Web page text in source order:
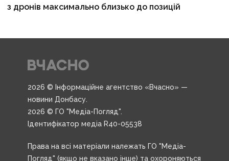
з дронів максимально близько до позицій
2026 © Інформаційне агентство «Вчасно» —
новини Донбасу.
2026 © ГО "Медіа-Погляд".
Ідентифікатор медіа R40-05538
Права на всі матеріали належать ГО "Медіа-
Погляд" (якщо не вказано інше) та охороняються